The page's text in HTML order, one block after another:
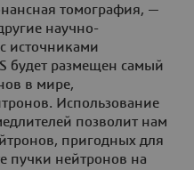
томография, —
научно-
источниками
будет размещен самый
в мире,
Использование
позволит нам
пригодных для
пучки нейтронов на